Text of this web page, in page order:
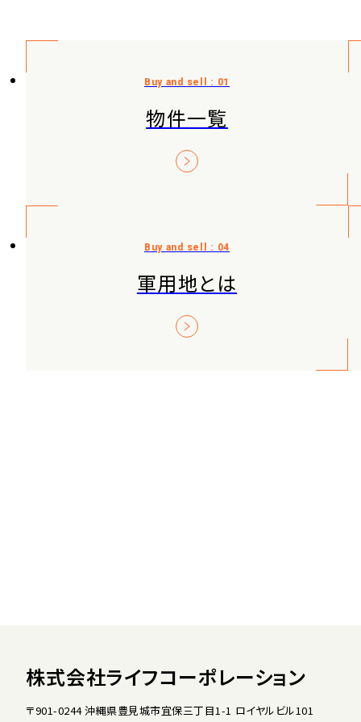
物件一覧
軍用地とは
株式会社ライフコーポレーション
〒901-0244 沖縄県豊見城市宜保三丁目1-1 ロイヤルビル101